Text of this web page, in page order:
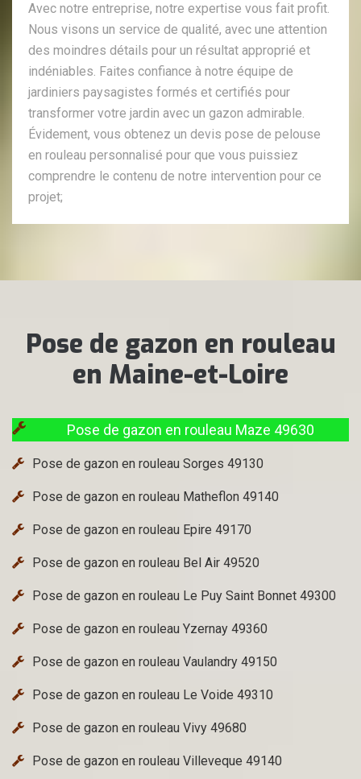
Avec notre entreprise, notre expertise vous fait profit.
Nous visons un service de qualité, avec une attention
des moindres détails pour un résultat approprié et
indéniables. Faites confiance à notre équipe de
jardiniers paysagistes formés et certifiés pour
transformer votre jardin avec un gazon admirable.
Évidement, vous obtenez un devis pose de pelouse
en rouleau personnalisé pour que vous puissiez
comprendre le contenu de notre intervention pour ce
projet;
Pose de gazon en rouleau
en Maine-et-Loire
Pose de gazon en rouleau Maze 49630
Pose de gazon en rouleau Sorges 49130
Pose de gazon en rouleau Matheflon 49140
Pose de gazon en rouleau Epire 49170
Pose de gazon en rouleau Bel Air 49520
Pose de gazon en rouleau Le Puy Saint Bonnet 49300
Pose de gazon en rouleau Yzernay 49360
Pose de gazon en rouleau Vaulandry 49150
Pose de gazon en rouleau Le Voide 49310
Pose de gazon en rouleau Vivy 49680
Pose de gazon en rouleau Villeveque 49140